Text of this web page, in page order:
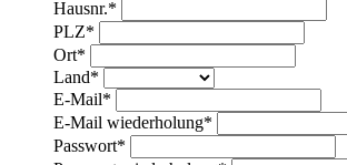
Hausnr.*
PLZ*
Ort*
Land*
E-Mail*
E-Mail wiederholung*
Passwort*